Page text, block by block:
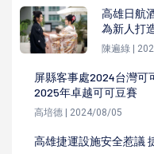
高雄日航
為新人打
陳遍綠 |
屏縣客事處2024台灣可
2025年卓越可可豆賽
高培德 | 2024/08/05
高雄捷運設施安全惹議